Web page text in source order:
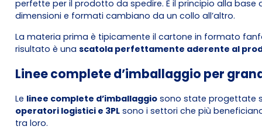
perfette per il prodotto da spedire. È il principio alla base
dimensioni e formati cambiano da un collo all’altro.
La materia prima è tipicamente il cartone in formato
risultato è una scatola perfettamente aderente al
Linee complete d’imballaggio per
Le linee complete d’imballaggiosono state progettate
operatori logistici e 3PLsono i settori che più
tra loro.